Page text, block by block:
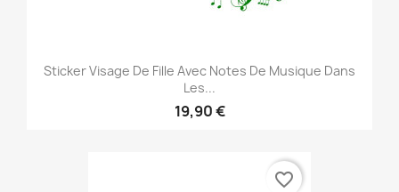
Sticker Visage De Fille Avec Notes De Musique Dans
Les...
19,90 €
favorite_border